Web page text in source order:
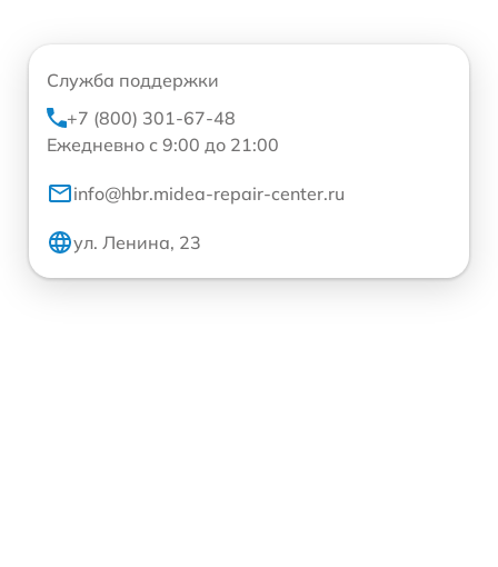
Служба поддержки
+7 (800) 301-67-48
Ежедневно с 9:00 до 21:00
info@hbr.midea-repair-center.ru
ул. Ленина, 23